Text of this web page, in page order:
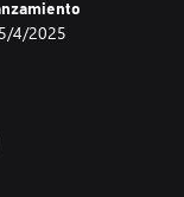
4/2025